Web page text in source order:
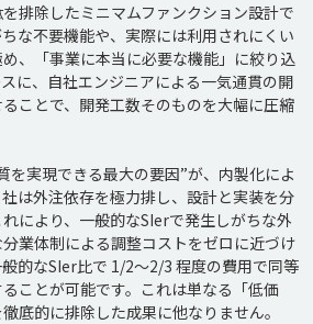
排除したミニマムファンクション設計で
な不要機能や、実際には利用されにくい
、「事業に本当に必要な機能」に絞り込
に、自社エンジニアによる一気通貫の開
ことで、開発工数そのものを大幅に圧縮
を実現できる最大の要因”が、内製化によ
は外注依存を極力排し、設計と実装を分
により、一般的なSIerで発生しがちな外
業体制による調整コストをゼロに近づけ
的なSIer比で 1/2〜2/3 程度の費用で同等
ことが可能です。これは単なる「低価
底的に排除した成果に他なりません。